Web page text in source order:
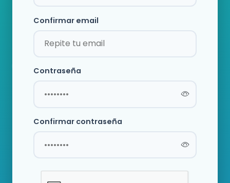
Confirmar email
Contraseña
Confirmar contraseña